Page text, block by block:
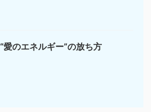
“愛のエネルギー”の放ち方